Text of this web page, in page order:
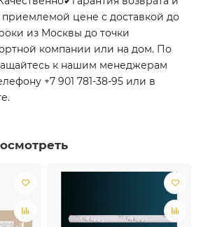
цене с доставкой до
из Москвы до точки
компании или на дом. По
к нашим менеджерам
+7 901 781-38-95 или в